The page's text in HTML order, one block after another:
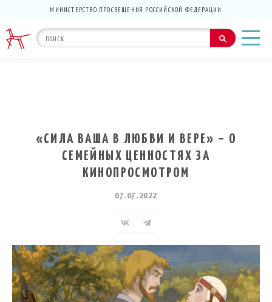
МИНИСТЕРСТВО ПРОСВЕЩЕНИЯ РОССИЙСКОЙ ФЕДЕРАЦИИ
«СИЛА ВАША В ЛЮБВИ И ВЕРЕ» – О
СЕМЕЙНЫХ ЦЕННОСТЯХ ЗА
КИНОПРОСМОТРОМ
07.07.2022